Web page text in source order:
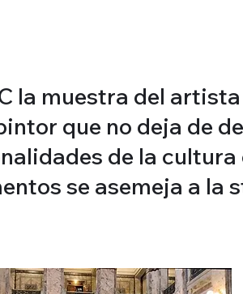
la muestra del
que no deja de
de la
se asemeja a la